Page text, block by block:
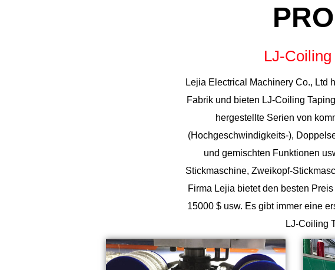
LJ-
Lejia Electrical Machinery Co., Ltd
Fabrik und bieten LJ-Coiling
hergestellte Serien von
(Hochgeschwindigkeits-),
und gemischten Funktionen
Stickmaschine, Zweikopf-
Firma Lejia bietet den besten
15000 $ usw. Es gibt immer eine
LJ-Coiling